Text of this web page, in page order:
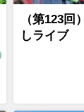
（第123回
しライブ